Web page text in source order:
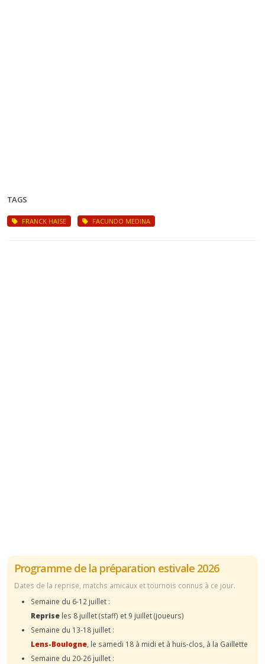
TAGS
FRANCK HAISE FACUNDO MEDINA
Programme de la préparation estivale 2026
Dates de la reprise, matchs amicaux et tournois connus à ce jour.
Semaine du 6-12 juillet :
Reprise les 8 juillet (staff) et 9 juillet (joueurs)
Semaine du 13-18 juillet :
Lens-Boulogne , le samedi 18 à midi et à huis-clos, à la Gaillette
Semaine du 20-26 juillet :